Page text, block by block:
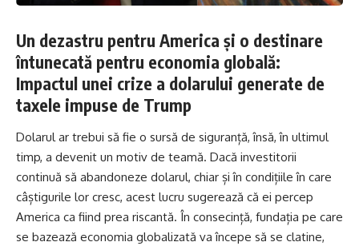
Un dezastru pentru America și o destinare
întunecată pentru economia globală:
Impactul unei crize a dolarului generate de
taxele impuse de Trump
Dolarul ar trebui să fie o sursă de siguranță, însă, în ultimul
timp, a devenit un motiv de teamă. Dacă investitorii
continuă să abandoneze dolarul, chiar și în condițiile în care
câștigurile lor cresc, acest lucru sugerează că ei percep
America ca fiind prea riscantă. În consecință, fundația pe care
se bazează economia globalizată va începe să se clatine,